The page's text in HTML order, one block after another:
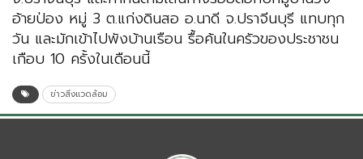
อ้ายป่อง หมู่ 3 ต.แก่งดินสอ อ.นาดี จ.ปราจีนบุรี แทบทุก
วัน และมักเข้าไปพังบ้านเรือน รื้อค้นในครัวของประชาชน
เกือบ 10 ครั้งในเดือนนี้
ข่าวสิ่งแวดล้อม